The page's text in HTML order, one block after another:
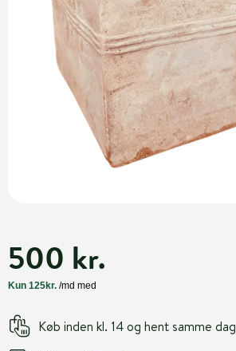
500 kr.
Køb inden kl. 14 og hent samme dag